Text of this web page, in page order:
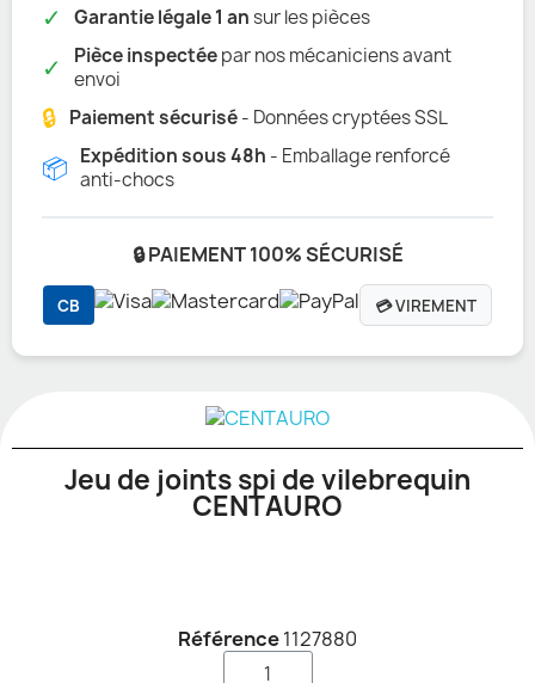
✓ Garantie légale 1 ansur les pièces
✓ Pièce inspectéepar nos mécaniciens avant
envoi
🔒 Paiement sécurisé- Données cryptées SSL
📦 Expédition sous 48h - Emballage renforcé
anti-chocs
🔒 PAIEMENT 100% SÉCURISÉ
CB 💳 VIREMENT
Jeu de joints spi de vilebrequin
CENTAURO
Référence1127880